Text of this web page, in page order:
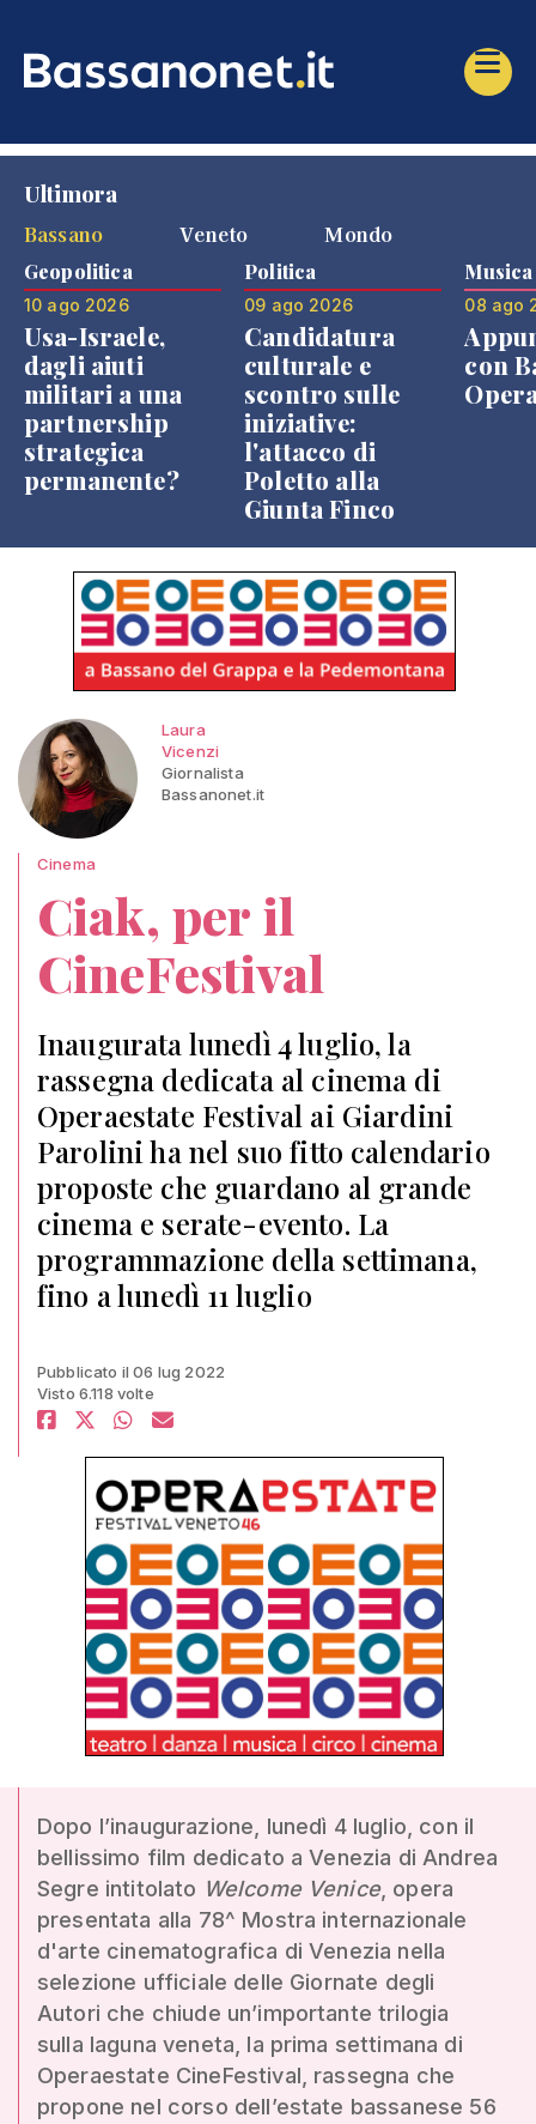
Ultimora
Bassano
Veneto Mondo
Geopolitica
10 ago 2026
Usa-Israele,
dagli aiuti
militari a una
partnership
strategica
permanente?
Politica
09 ago 2026
Candidatura
culturale e
scontro sulle
iniziative:
l'attacco di
Poletto alla
Giunta Finco
Musica
08 ago
con
Laura
Vicenzi
Giornalista
Bassanonet.it
Cinema
Ciak, per il
CineFestival
Inaugurata lunedì 4 luglio, la
rassegna dedicata al cinema di
Operaestate Festival ai Giardini
Parolini ha nel suo fitto calendario
proposte che guardano al grande
cinema e serate-evento. La
programmazione della settimana,
fino a lunedì 11 luglio
Pubblicato il 06 lug 2022
Visto 6.118 volte
Dopo l’inaugurazione, lunedì 4 luglio, con il
bellissimo film dedicato a Venezia di Andrea
Segre intitolato Welcome Venice, opera
presentata alla 78^ Mostra internazionale
d'arte cinematografica di Venezia nella
selezione ufficiale delle Giornate degli
Autori che chiude un’importante trilogia
sulla laguna veneta, la prima settimana di
Operaestate CineFestival, rassegna che
propone nel corso dell’estate bassanese 56